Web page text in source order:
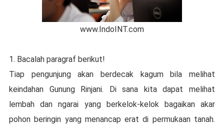
www.IndoINT.com
1. Bacalah paragraf berikut!
Tiap pengunjung akan berdecak kagum bila melihat
keindahan Gunung Rinjani. Di sana kita dapat melihat
lembah dan ngarai yang berkelok-kelok bagaikan akar
pohon beringin yang menancap erat di permukaan tanah.